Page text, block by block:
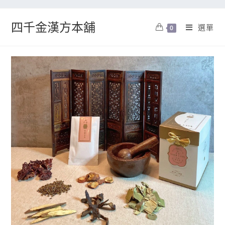
四千金漢方本舖 0 選單